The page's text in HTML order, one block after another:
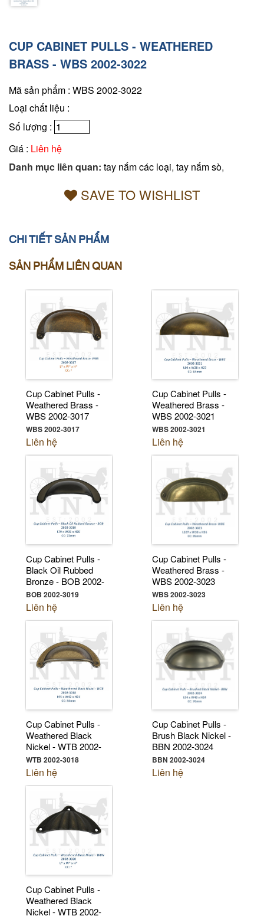
CUP CABINET PULLS - WEATHERED
BRASS - WBS 2002-3022
Mã sản phẩm : WBS 2002-3022
Loại chất liệu :
Số lượng :
Giá : Liên hệ
Danh mục liên quan: tay nắm các loại, tay nắm sò,
SAVE TO WISHLIST
CHI TIẾT SẢN PHẨM
SẢN PHẨM LIÊN QUAN
Cup Cabinet Pulls -
Weathered Brass -
WBS 2002-3017
WBS 2002-3017
Liên hệ
Cup Cabinet Pulls -
Weathered Brass -
WBS 2002-3021
WBS 2002-3021
Liên hệ
Cup Cabinet Pulls -
Black Oil Rubbed
Bronze - BOB 2002-
3019
BOB 2002-3019
Liên hệ
Cup Cabinet Pulls -
Weathered Brass -
WBS 2002-3023
WBS 2002-3023
Liên hệ
Cup Cabinet Pulls -
Weathered Black
Nickel - WTB 2002-
3018
WTB 2002-3018
Liên hệ
Cup Cabinet Pulls -
Brush Black Nickel -
BBN 2002-3024
BBN 2002-3024
Liên hệ
Cup Cabinet Pulls -
Weathered Black
Nickel - WTB 2002-